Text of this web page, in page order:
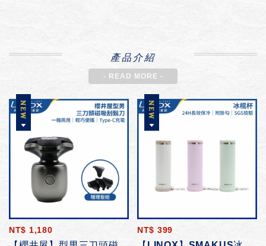
產品介紹
- READ MORE -
NT$ 1,180 NT$ 399